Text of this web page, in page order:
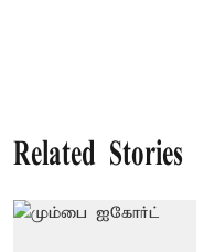
Related Stories